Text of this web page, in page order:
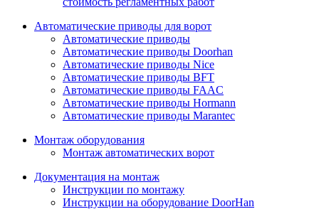
Автоматические приводы для ворот
Автоматические приводы
Автоматические приводы Doorhan
Автоматические приводы Nice
Автоматические приводы BFT
Автоматические приводы FAAC
Автоматические приводы Hormann
Автоматические приводы Marantec
Монтаж оборудования
Монтаж автоматических ворот
Документация на монтаж
Инструкции по монтажу
Инструкции на оборудование DoorHan